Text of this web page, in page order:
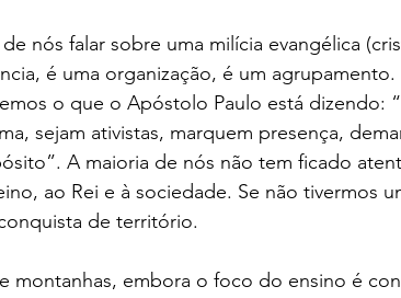
nós falar sobre uma milícia evangélica
é uma organização, é um
o que o Apóstolo Paulo está dizendo:
sejam ativistas, marquem presença,
A maioria de nós não tem ficado
ao Rei e à sociedade. Se não tivermos
de território.
montanhas, embora o foco do ensino é